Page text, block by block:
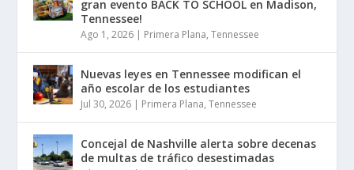
gran evento BACK TO SCHOOL en Madison,
Tennessee!
Ago 1, 2026 | Primera Plana,Tennessee
Nuevas leyes en Tennessee modifican el
año escolar de los estudiantes
Jul 30, 2026 | Primera Plana,Tennessee
Concejal de Nashville alerta sobre decenas
de multas de tráfico desestimadas